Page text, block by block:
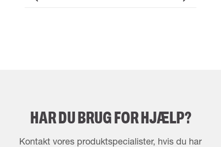
HAR DU BRUG FOR HJÆLP?
Kontakt vores produktspecialister, hvis du har